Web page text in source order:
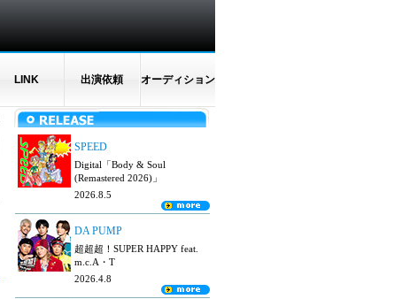
LINK 出演依頼 オーディション
SPEED
Digital「Body & Soul
(Remastered 2026)」
2026.8.5
DA PUMP
超超超！SUPER HAPPY feat.
m.c.A・T
2026.4.8